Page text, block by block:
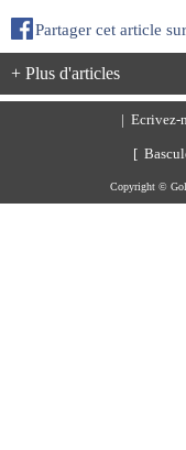
Partager cet article
+ Plus d'articles
Ecrivez-
[
Copyright ©